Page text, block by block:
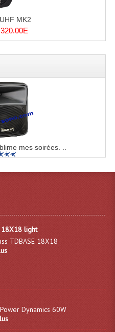
In-Ear Monitoring
& Consoles
Et Studio
Facettes
Light
Multi-Points
À Leds
MK2
320.00E
mes soirées. ..
18X18 light
TDBASE 18X18
Dynamics 60W